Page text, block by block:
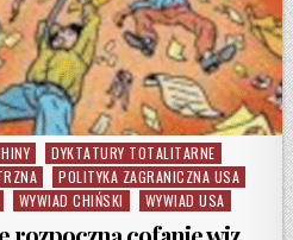
DYKTATURY TOTALITARNE
POLITYKA ZAGRANICZNA USA
WYWIAD CHIŃSKI WYWIAD USA